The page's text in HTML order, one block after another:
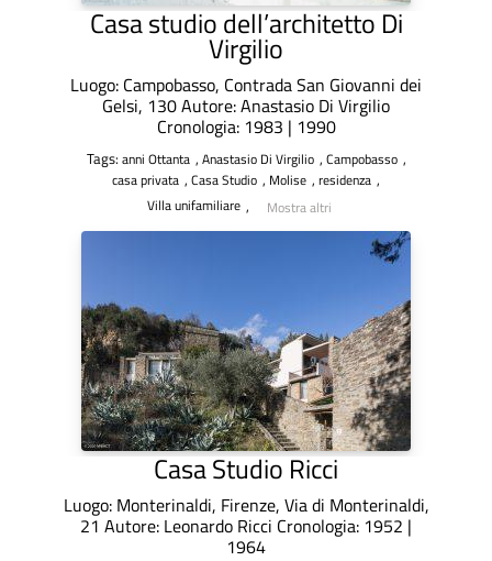
Casa studio dell’architetto Di
Virgilio
Luogo: Campobasso, Contrada San Giovanni dei
Gelsi, 130 Autore: Anastasio Di Virgilio
Cronologia: 1983 | 1990
Tags: anni Ottanta , Anastasio Di Virgilio , Campobasso ,
casa privata , Casa Studio , Molise , residenza ,
Villa unifamiliare , Mostra altri
Casa Studio Ricci
Luogo: Monterinaldi, Firenze, Via di Monterinaldi,
21 Autore: Leonardo Ricci Cronologia: 1952 |
1964